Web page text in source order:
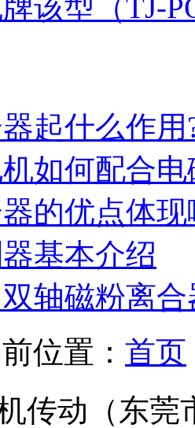
该型（TJ-
起什么作用
如何配合
的优点体
基本介绍
轴磁粉离
位置： 首页
动（东莞